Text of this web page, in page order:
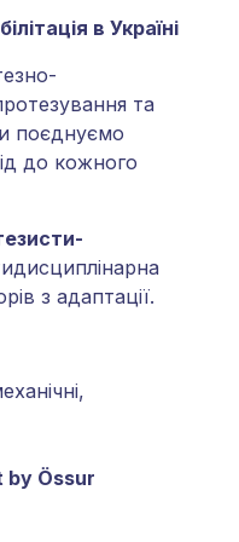
в Україні
та
поєднуємо
до кожного
з адаптації.
by Össur